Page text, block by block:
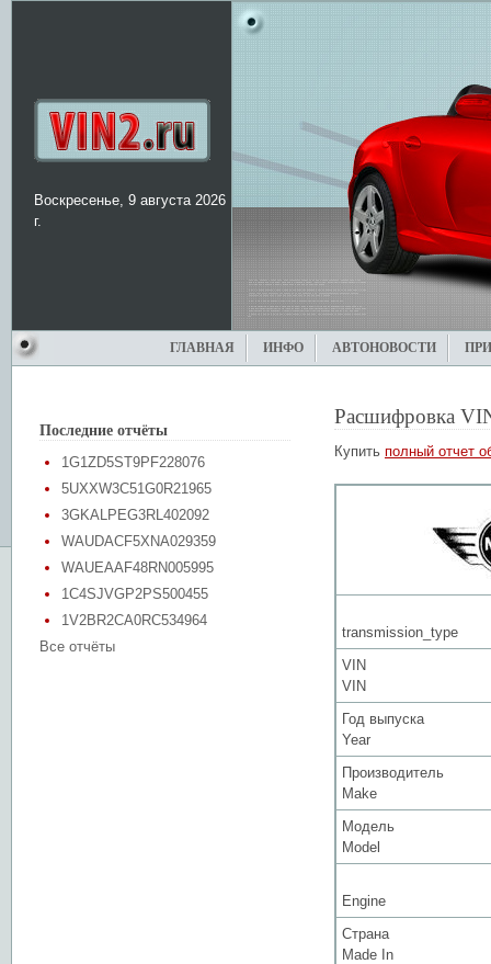
Воскресенье, 9 августа 2026
г.
ГЛАВНАЯ ИНФО АВТОНОВОСТИ
Последние отчёты
1G1ZD5ST9PF228076
5UXXW3C51G0R21965
3GKALPEG3RL402092
WAUDACF5XNA029359
WAUEAAF48RN005995
1C4SJVGP2PS500455
1V2BR2CA0RC534964
Все отчёты
Расшифровка
Купить полный отчет
transmission_type
VIN
VIN
Год выпуска
Year
Производитель
Make
Модель
Model
Engine
Страна
Made In